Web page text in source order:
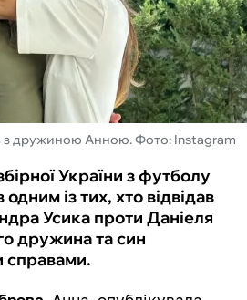
з дружиною Анною. Фото: Instagram
України з футболу
із тих, хто відвідав
Усика проти Даніеля
дружина та син
справами.